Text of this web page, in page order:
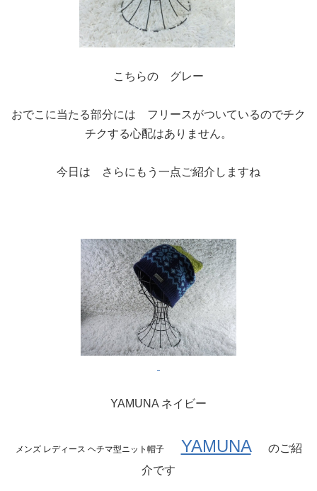
こちらの グレー
おでこに当たる部分には フリースがついているのでチク
チクする心配はありません。
今日は さらにもう一点ご紹介しますね
YAMUNA ネイビー
メンズ レディース ヘチマ型ニット帽子 YAMUNA
のご紹
介です